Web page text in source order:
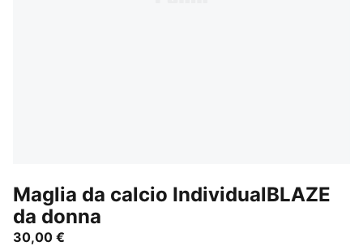
Maglia da calcio IndividualBLAZE
da donna
30,00 €